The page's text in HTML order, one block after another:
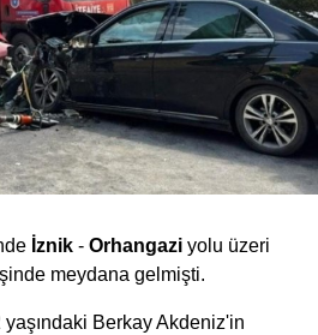
İznik - Orhangazi yolu üzeri
meydana gelmişti.
Berkay Akdeniz'in